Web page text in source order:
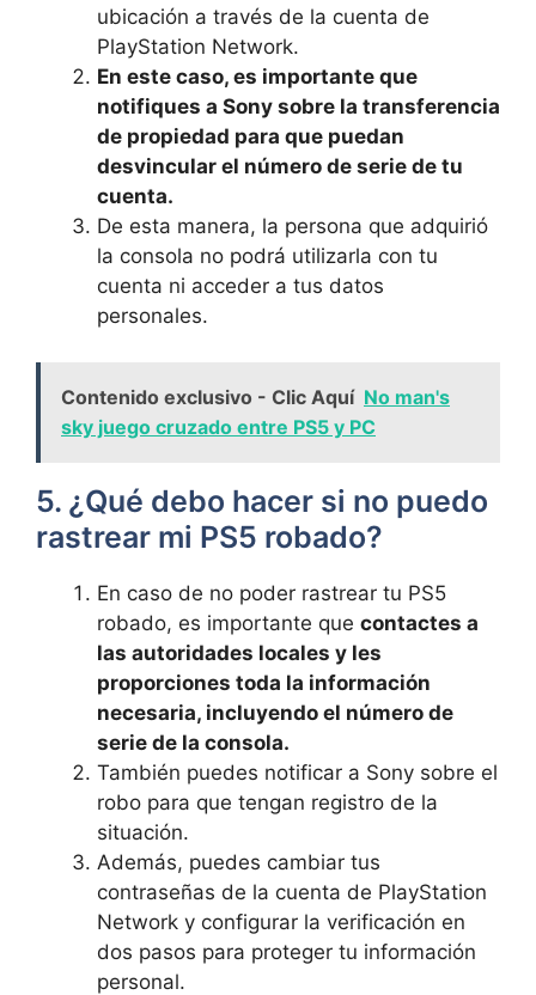
ubicación a través​ de la cuenta ‌de
PlayStation Network.
En este‍ caso, es⁤ importante que
notifiques a⁢ Sony ⁢sobre la transferencia
de propiedad para que ​puedan
desvincular ​el número de serie de ​tu
cuenta.
De esta manera, la persona⁣ que‌ adquirió
‌la consola​ no podrá utilizarla ⁣con tu
cuenta‌ ni​ acceder a tus datos
personales.
Contenido exclusivo - Clic Aquí No man's
sky juego cruzado entre PS5 y PC
5.‌ ¿Qué debo hacer si no ​puedo
rastrear mi PS5 ‌robado?
En caso de no poder rastrear ​tu PS5
robado, es⁤ importante que contactes⁣ a
las autoridades ⁣locales y les
proporciones toda la información​
necesaria, incluyendo el ‌número ⁤de
serie de ​la ‌consola.
También ​puedes ⁣notificar⁤ a Sony sobre⁣ el
robo para ‍que tengan ⁤registro de‌ la
situación.
Además, puedes cambiar tus
contraseñas de‍ la ​cuenta de PlayStation
Network y configurar la ⁢verificación en⁣
dos pasos para proteger tu ‌información
personal.